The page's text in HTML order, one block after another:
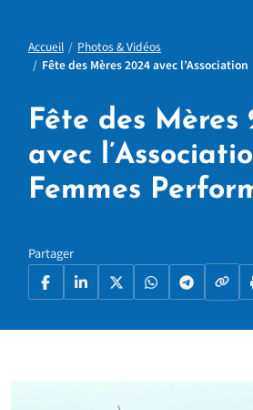
Accueil
Photos & Vidéos
Fête des Mères 2024 avec l’Association
Fête des Mères
avec
Femmes
Partager
FacebookLinkedIn
X WhatsAppTelegram